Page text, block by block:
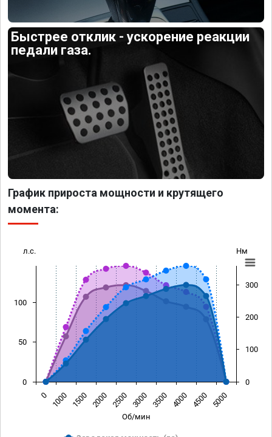
Быстрее отклик - ускорение реакции
педали газа.
График прироста мощности и крутящего
момента:
Об/мин
л.с. Нм
0 1000 1500 2000 2500 3000 3500 4000 4500 5000
0
50
100
0
100
200
300